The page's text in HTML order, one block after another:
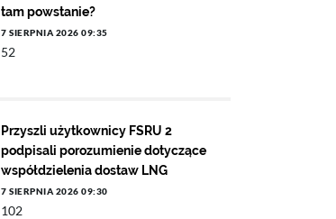
tam powstanie?
7 SIERPNIA 2026 09:35
52
Przyszli użytkownicy FSRU 2
podpisali porozumienie dotyczące
współdzielenia dostaw LNG
7 SIERPNIA 2026 09:30
102